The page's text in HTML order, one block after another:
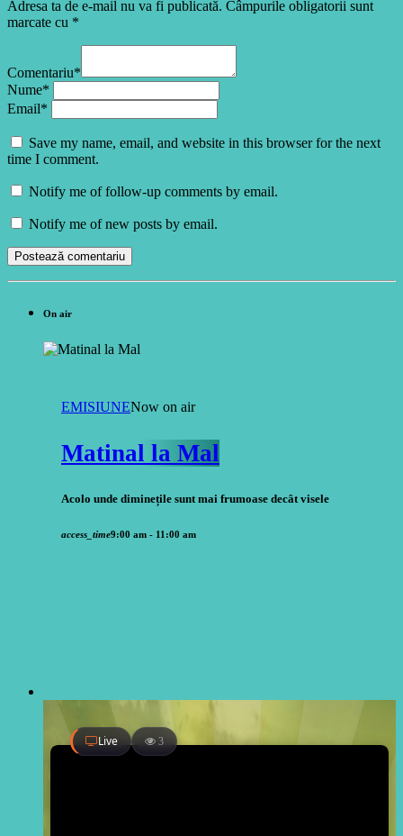
Adresa ta de e-mail nu va fi publicată. Câmpurile obligatorii sunt
marcate cu *
Comentariu*
Nume*
Email*
Save my name, email, and website in this browser for the next
time I comment.
Notify me of follow-up comments by email.
Notify me of new posts by email.
On air
EMISIUNENow on air
Matinal la Mal
Acolo unde diminețile sunt mai frumoase decât visele
access_time9:00 am - 11:00 am